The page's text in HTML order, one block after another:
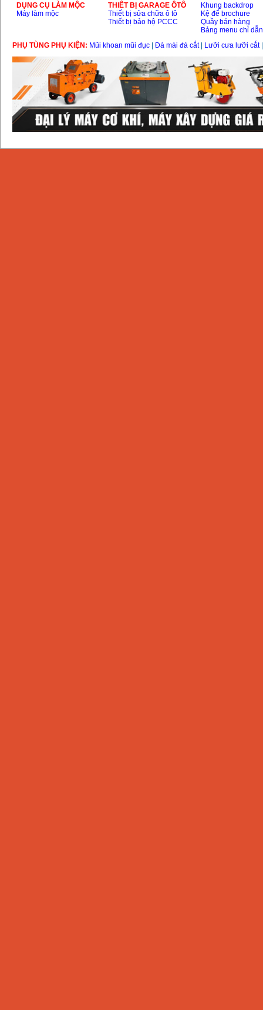
DỤNG CỤ LÀM MỘC
Máy làm mộc
THIÊT BỊ GARAGE ÔTÔ
Thiết bị sửa chữa ô tô
Thiết bị bảo hộ PCCC
Khung backdrop
Kệ để brochure
Quầy bán hàng
Bảng menu chỉ dẫn
PHỤ TÙNG PHỤ KIỆN: Mũi khoan mũi đục Đá mài đá cắt| Lưỡi cưa lưỡi cắt